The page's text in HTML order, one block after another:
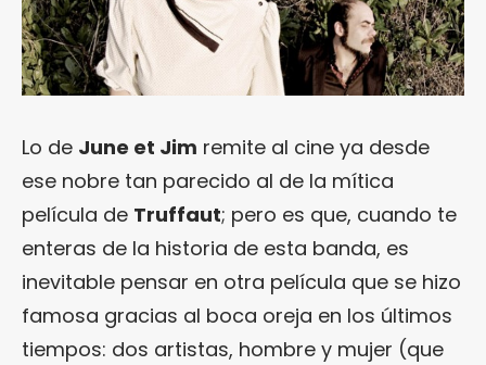
Lo de June et Jim remite al cine ya desde
ese nobre tan parecido al de la mítica
película de Truffaut; pero es que, cuando te
enteras de la historia de esta banda, es
inevitable pensar en otra película que se hizo
famosa gracias al boca oreja en los últimos
tiempos: dos artistas, hombre y mujer (que